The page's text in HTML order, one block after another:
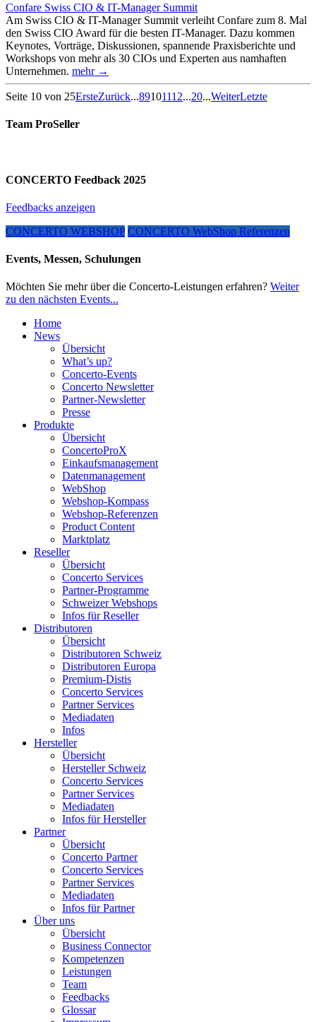
Confare Swiss CIO & IT-Manager Summit
Am Swiss CIO & IT-Manager Summit verleiht Confare zum 8. Mal
den Swiss CIO Award für die besten IT-Manager. Dazu kommen
Keynotes, Vorträge, Diskussionen, spannende Praxisberichte und
Workshops von mehr als 30 CIOs und Experten aus namhaften
Unternehmen. mehr →
Seite 10 von 25ErsteZurück...89101112...20...WeiterLetzte
Team ProSeller
CONCERTO Feedback 2025
Feedbacks anzeigen
CONCERTO WEBSHOP CONCERTO WebShop Referenzen
Events, Messen, Schulungen
Möchten Sie mehr über die Concerto-Leistungen erfahren? Weiter
zu den nächsten Events...
Home
News
Übersicht
What’s up?
Concerto-Events
Concerto Newsletter
Partner-Newsletter
Presse
Produkte
Übersicht
ConcertoProX
Einkaufsmanagement
Datenmanagement
WebShop
Webshop-Kompass
Webshop-Referenzen
Product Content
Marktplatz
Reseller
Übersicht
Concerto Services
Partner-Programme
Schweizer Webshops
Infos für Reseller
Distributoren
Übersicht
Distributoren Schweiz
Distributoren Europa
Premium-Distis
Concerto Services
Partner Services
Mediadaten
Infos
Hersteller
Übersicht
Hersteller Schweiz
Concerto Services
Partner Services
Mediadaten
Infos für Hersteller
Partner
Übersicht
Concerto Partner
Concerto Services
Partner Services
Mediadaten
Infos für Partner
Über uns
Übersicht
Business Connector
Kompetenzen
Leistungen
Team
Feedbacks
Glossar